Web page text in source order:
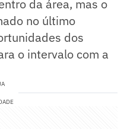
da área, mas o
no último
dos
o intervalo com a